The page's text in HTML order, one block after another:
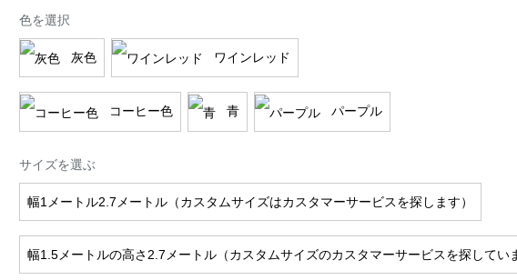
色を選択
灰色 ワインレッド
コーヒー色 青 パープル
サイズを選ぶ
幅1メートル2.7メートル（カスタムサイズはカスタマーサービスを探します）
幅1.5メートルの高さ2.7メートル（カスタムサイズのカスタマーサービスを探してい